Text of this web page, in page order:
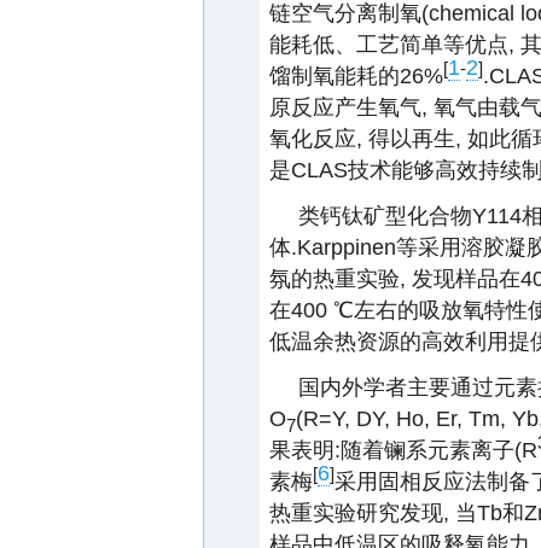
链空气分离制氧(chemical
能耗低、工艺简单等优点,
馏制氧能耗的26%[1-2]
原反应产生氧气, 氧气由载
氧化反应, 得以再生, 如此
是CLAS技术能够高效持续
类钙钛矿型化合物Y114
体.Karppinen等采用溶胶凝
氛的热重实验, 发现样品在
在400 ℃左右的吸放氧特性
低温余热资源的高效利用提
国内外学者主要通过元
O7(R=Y, DY, Ho, Er, Tm,
果表明:随着镧系元素离子(R
素梅[6]采用固相反应法制备
热重实验研究发现, 当Tb和